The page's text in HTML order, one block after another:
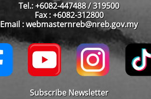
Tel.: +6082-447488 / 319500
Fax : +6082-312800
Email : webmasternreb@nreb.gov.my
Subscribe Newsletter